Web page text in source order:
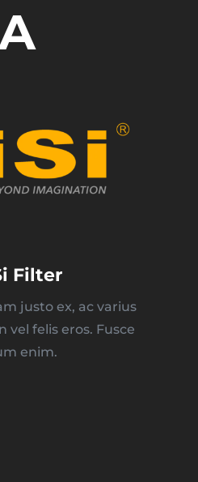
Filter
justo ex, ac varius
vel felis eros. Fusce
enim.